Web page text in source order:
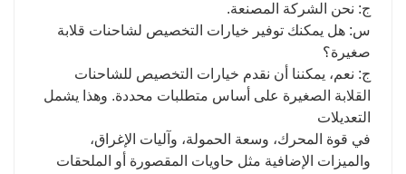
ج: نحن الشركة المصنعة.
س: هل يمكنك توفير خيارات التخصيص لشاحنات قلابة
صغيرة؟
ج: نعم، يمكننا أن نقدم خيارات التخصيص للشاحنات
القلابة الصغيرة على أساس متطلبات محددة. وهذا يشمل
التعديلات
في قوة المحرك، وسعة الحمولة، وآليات الإغراق،
والميزات الإضافية مثل حاويات المقصورة أو الملحقات